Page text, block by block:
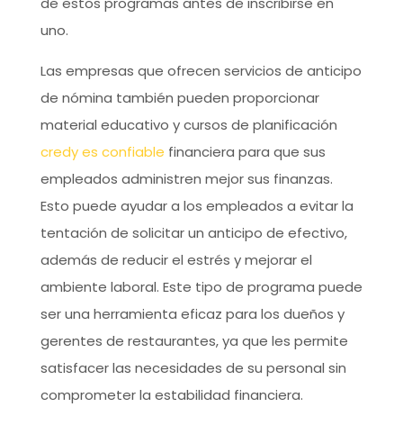
uno.
Las empresas que ofrecen servicios de anticipo
de nómina también pueden proporcionar
material educativo y cursos de planificación
credy es confiable financiera para que sus
empleados administren mejor sus finanzas.
Esto puede ayudar a los empleados a evitar la
tentación de solicitar un anticipo de efectivo,
además de reducir el estrés y mejorar el
ambiente laboral. Este tipo de programa puede
ser una herramienta eficaz para los dueños y
gerentes de restaurantes, ya que les permite
satisfacer las necesidades de su personal sin
comprometer la estabilidad financiera.